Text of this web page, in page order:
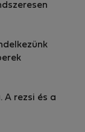
A rezsi és a